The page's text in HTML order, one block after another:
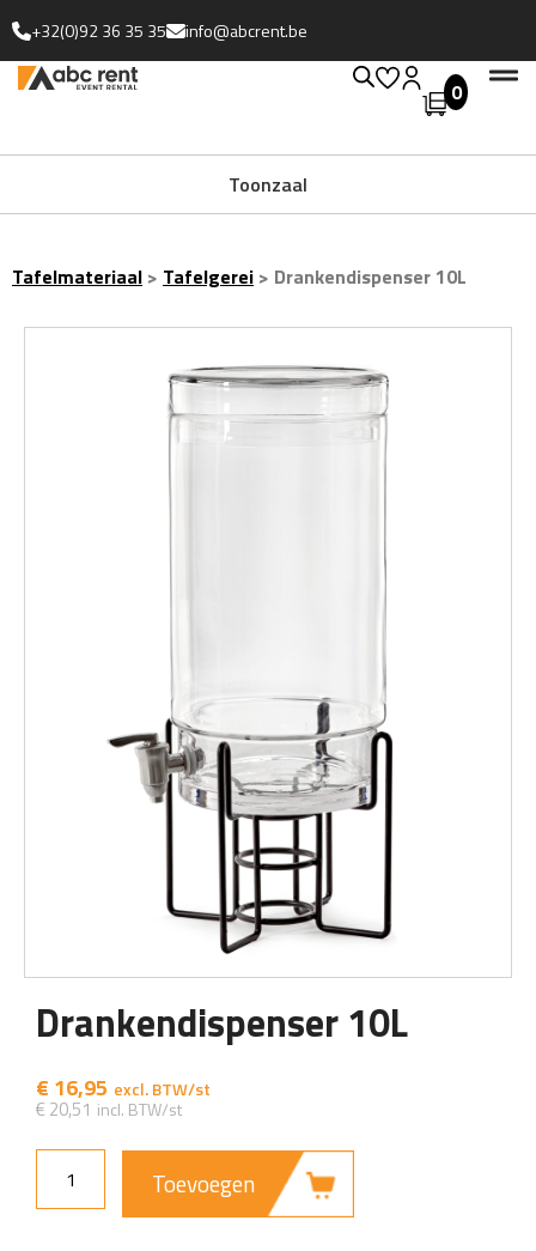
+32(0)92 36 35 35 info@abcrent.be
0
Toonzaal
Tafelmateriaal > Tafelgerei > Drankendispenser 10L
Drankendispenser 10L
€ 16,95
€ 20,51
Toevoegen